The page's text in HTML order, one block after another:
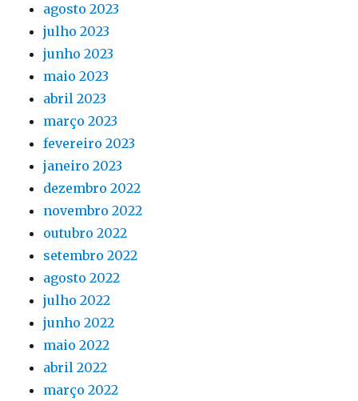
agosto 2023
julho 2023
junho 2023
maio 2023
abril 2023
março 2023
fevereiro 2023
janeiro 2023
dezembro 2022
novembro 2022
outubro 2022
setembro 2022
agosto 2022
julho 2022
junho 2022
maio 2022
abril 2022
março 2022